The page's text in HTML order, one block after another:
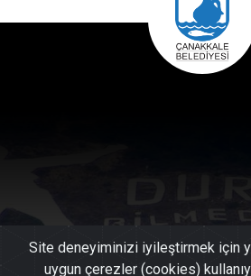
Site deneyiminizi iyileştirmek için
uygun çerezler (cookies)